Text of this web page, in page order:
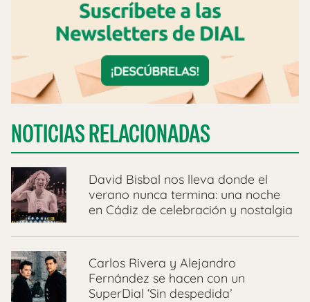
NOTICIAS RELACIONADAS
David Bisbal nos lleva donde el
verano nunca termina: una noche
en Cádiz de celebración y nostalgia
Carlos Rivera y Alejandro
Fernández se hacen con un
SuperDial ‘Sin despedida’